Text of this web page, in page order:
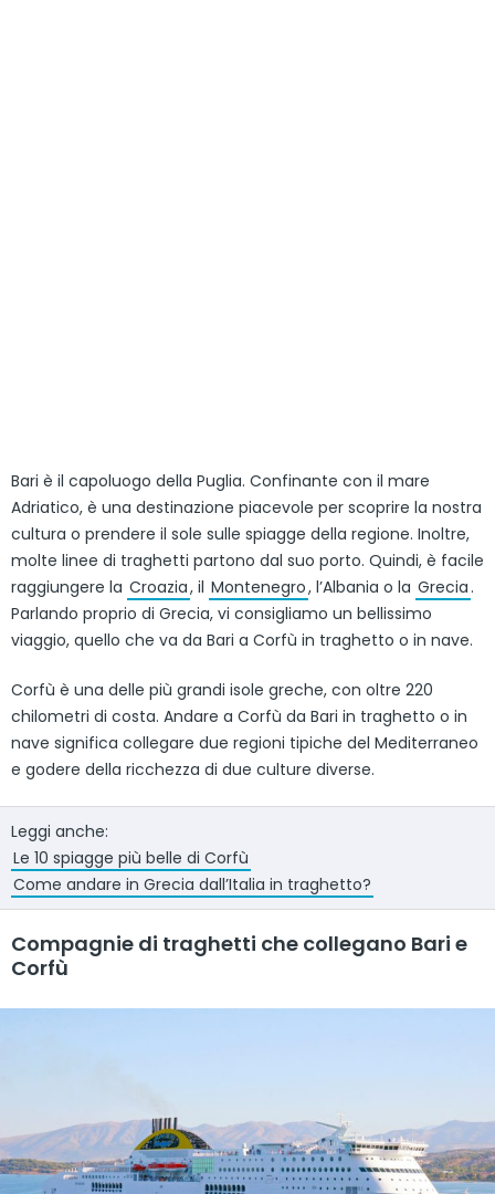
Bari è il capoluogo della Puglia. Confinante con il mare
Adriatico, è una destinazione piacevole per scoprire la nostra
cultura o prendere il sole sulle spiagge della regione. Inoltre,
molte linee di traghetti partono dal suo porto. Quindi, è facile
raggiungere la Croazia, il Montenegro, l’Albania o la Grecia .
Parlando proprio di Grecia, vi consigliamo un bellissimo
viaggio, quello che va da Bari a Corfù in traghetto o in nave.
Corfù è una delle più grandi isole greche, con oltre 220
chilometri di costa. Andare a Corfù da Bari in traghetto o in
nave significa collegare due regioni tipiche del Mediterraneo
e godere della ricchezza di due culture diverse.
Leggi anche:
Le 10 spiagge più belle di Corfù
Come andare in Grecia dall’Italia in traghetto?
Compagnie di traghetti che collegano Bari e
Corfù